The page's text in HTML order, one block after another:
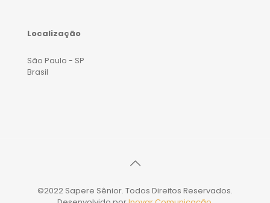
Localização
São Paulo - SP
Brasil
©2022 Sapere Sênior. Todos Direitos Reservados.